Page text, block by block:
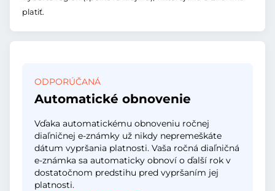
platiť.
ODPORÚČANÁ
Automatické obnovenie
Vďaka automatickému obnoveniu ročnej
diaľničnej e-známky už nikdy nepremeškáte
dátum vypršania platnosti. Vaša ročná diaľničná
e-známka sa automaticky obnoví o ďalší rok v
dostatočnom predstihu pred vypršaním jej
platnosti.